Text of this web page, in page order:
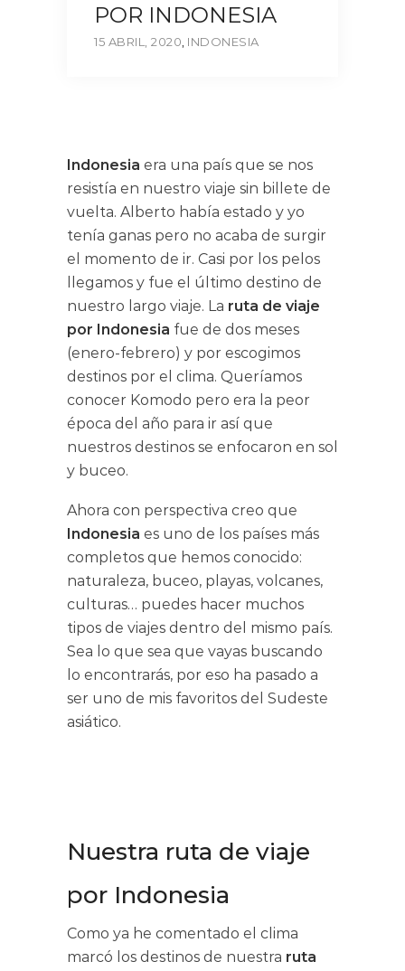
POR INDONESIA
15 ABRIL, 2020 INDONESIA
Indonesia era una país que se nos
resistía en nuestro viaje sin billete de
vuelta. Alberto había estado y yo
tenía ganas pero no acaba de surgir
el momento de ir. Casi por los pelos
llegamos y fue el último destino de
nuestro largo viaje. La ruta de viaje
por Indonesia fue de dos meses
(enero-febrero) y por escogimos
destinos por el clima. Queríamos
conocer Komodo pero era la peor
época del año para ir así que
nuestros destinos se enfocaron en sol
y buceo.
Ahora con perspectiva creo que
Indonesia es uno de los países más
completos que hemos conocido:
naturaleza, buceo, playas, volcanes,
culturas… puedes hacer muchos
tipos de viajes dentro del mismo país.
Sea lo que sea que vayas buscando
lo encontrarás, por eso ha pasado a
ser uno de mis favoritos del Sudeste
asiático.
Nuestra ruta de viaje
por Indonesia
Como ya he comentado el clima
marcó los destinos de nuestra ruta